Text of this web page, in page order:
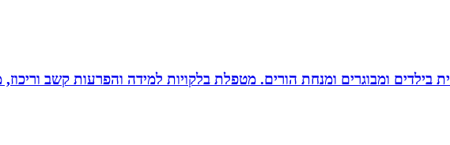
בילדים ומבוגרים ומנחת הורים. מטפלת בלקויות למידה והפרעות קשב